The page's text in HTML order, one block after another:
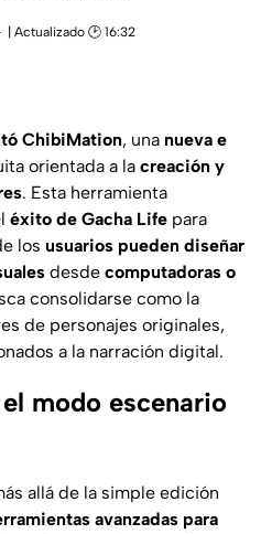
| Actualizado 🕑 16:32
ChibiMation, una nueva e
orientada a la creación y
. Esta herramienta
éxito de Gacha Life para
los usuarios pueden diseñar
desde computadoras o
consolidarse como la
de personajes originales,
a la narración digital.
modo escenario
allá de la simple edición
avanzadas para